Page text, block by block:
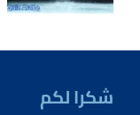
شكرا لكم